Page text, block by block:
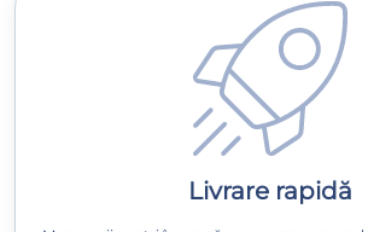
Livrare rapidă